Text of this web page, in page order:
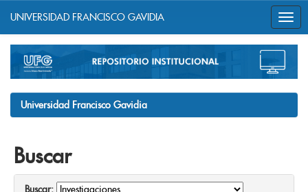
navigation
UNIVERSIDAD FRANCISCO GAVIDIA
Universidad Francisco Gavidia
Buscar
Buscar: